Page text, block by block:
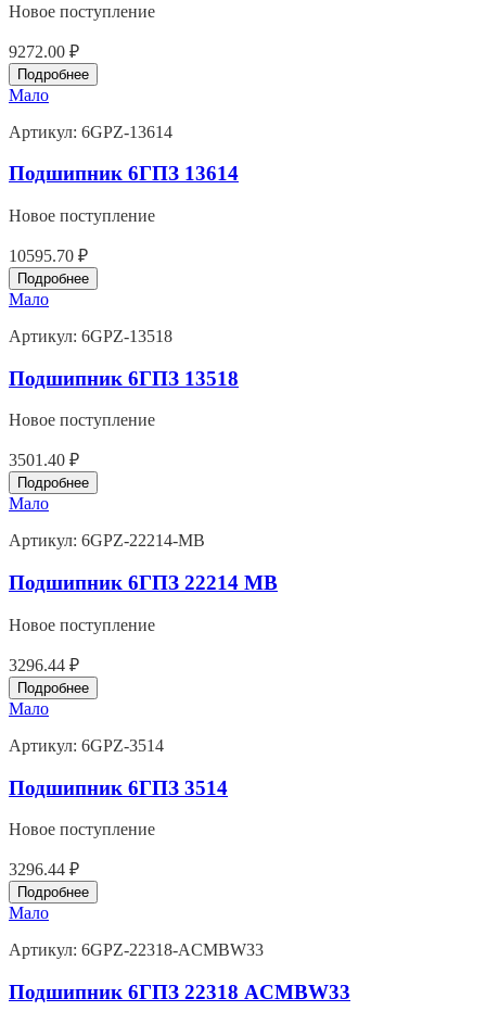
Новое поступление
9272.00 ₽
Подробнее
Мало
Артикул: 6GPZ-13614
Подшипник 6ГПЗ 13614
Новое поступление
10595.70 ₽
Подробнее
Мало
Артикул: 6GPZ-13518
Подшипник 6ГПЗ 13518
Новое поступление
3501.40 ₽
Подробнее
Мало
Артикул: 6GPZ-22214-MB
Подшипник 6ГПЗ 22214 MB
Новое поступление
3296.44 ₽
Подробнее
Мало
Артикул: 6GPZ-3514
Подшипник 6ГПЗ 3514
Новое поступление
3296.44 ₽
Подробнее
Мало
Артикул: 6GPZ-22318-ACMBW33
Подшипник 6ГПЗ 22318 ACMBW33